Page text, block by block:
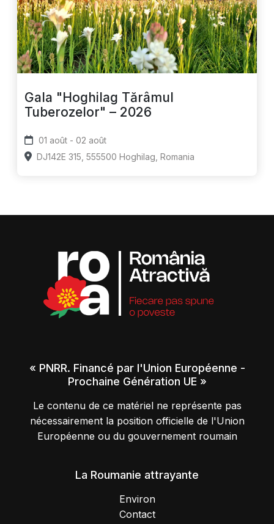
Gala "Hoghilag Tărâmul
Tuberozelor" – 2026
01 août - 02 août
DJ142E 315, 555500 Hoghilag, Romania
« PNRR. Financé par l'Union Européenne -
Prochaine Génération UE »
Le contenu de ce matériel ne représente pas
nécessairement la position officielle de l'Union
Européenne ou du gouvernement roumain
La Roumanie attrayante
Environ
Contact